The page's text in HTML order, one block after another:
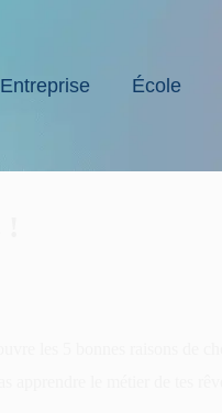
Entreprise École